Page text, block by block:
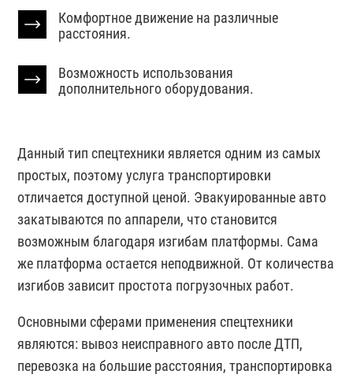
Комфортное движение на различные
расстояния.
Возможность использования
дополнительного оборудования.
Данный тип спецтехники является одним из самых
простых, поэтому услуга транспортировки
отличается доступной ценой. Эвакуированные авто
закатываются по аппарели, что становится
возможным благодаря изгибам платформы. Сама
же платформа остается неподвижной. От количества
изгибов зависит простота погрузочных работ.
Основными сферами применения спецтехники
являются: вывоз неисправного авто после ДТП,
перевозка на большие расстояния, транспортировка